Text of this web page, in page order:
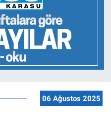
06 Ağustos 2025